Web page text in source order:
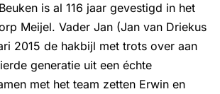
is al 116 jaar gevestigd in het
Meijel. Vader Jan (Jan van Driekus
2015 de hakbijl met trots over aan
generatie uit een échte
met het team zetten Erwin en